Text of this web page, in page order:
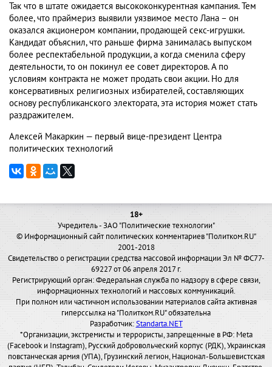
Так что в штате ожидается высококонкурентная кампания. Тем
более, что праймериз выявили уязвимое место Лана – он
оказался акционером компании, продающей секс-игрушки.
Кандидат объяснил, что раньше фирма занималась выпуском
более респектабельной продукции, а когда сменила сферу
деятельности, то он покинул ее совет директоров. А по
условиям контракта не может продать свои акции. Но для
консервативных религиозных избирателей, составляющих
основу республиканского электората, эта история может стать
раздражителем.
Алексей Макаркин — первый вице-президент Центра
политических технологий
18+
Учредитель - ЗАО "Политические технологии"
© Информационный сайт политических комментариев "Политком.RU"
2001-2018
Свидетельство о регистрации средства массовой информации Эл № ФС77-
69227 от 06 апреля 2017 г.
Регистрирующий орган: Федеральная служба по надзору в сфере связи,
информационных технологий и массовых коммуникаций.
При полном или частичном использовании материалов сайта активная
гиперссылка на "Политком.RU" обязательна
Разработчик:Standarta.NET
*Организации, экстремисты и террористы, запрещенные в РФ: Meta
(Facebook и Instagram), Русский добровольческий корпус (РДК), Украинская
повстанческая армия (УПА), Грузинский легион, Национал-Большевистская